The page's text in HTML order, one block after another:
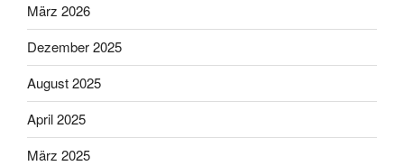
März 2026
Dezember 2025
August 2025
April 2025
März 2025